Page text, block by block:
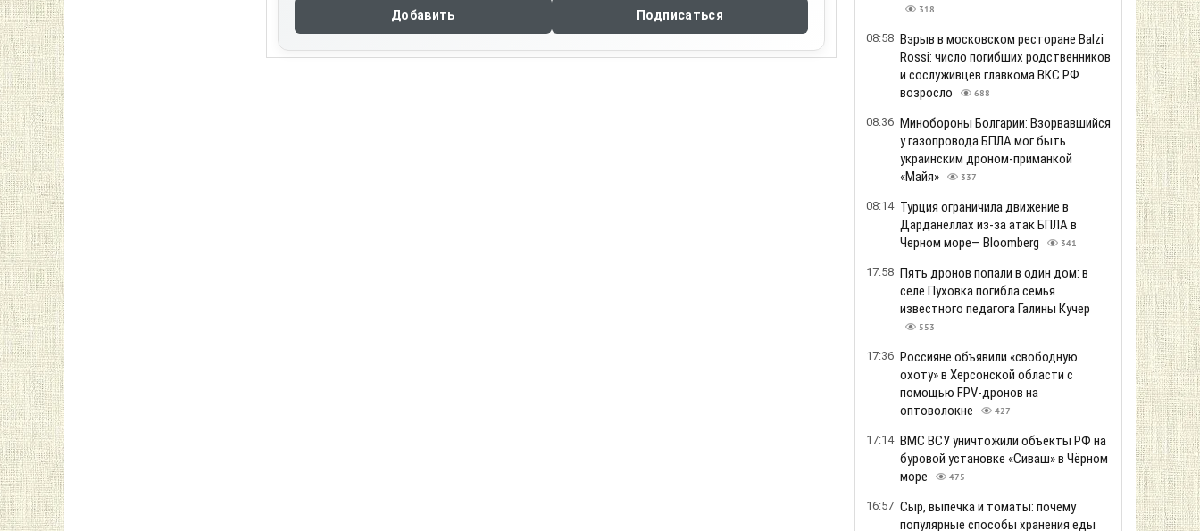
Добавить Подписаться 318
08:58 Взрыв в московском ресторане Balzi
Rossi: число погибших родственников
и сослуживцев главкома ВКС РФ
возросло
688
08:36 Минобороны Болгарии: Взорвавшийся
у газопровода БПЛА мог быть
украинским дроном-приманкой
«Майя»
337
08:14 Турция ограничила движение в
Дарданеллах из-за атак БПЛА в
Черном море— Bloomberg
341
17:58 Пять дронов попали в один дом: в
селе Пуховка погибла семья
известного педагога Галины Кучер
553
17:36 Россияне объявили «свободную
охоту» в Херсонской области с
помощью FPV-дронов на
оптоволокне
427
17:14 ВМС ВСУ уничтожили объекты РФ на
буровой установке «Сиваш» в Чёрном
море
475
16:57 Сыр, выпечка и томаты: почему
популярные способы хранения еды